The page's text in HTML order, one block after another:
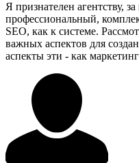
Я признателен агентству,
профессиональный,
SEO, как к системе.
важных аспектов для
аспекты эти - как